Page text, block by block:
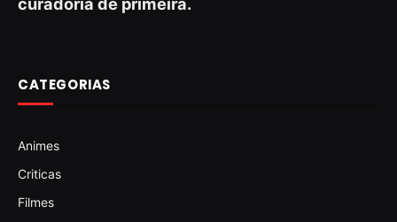
curadoria de primeira.
CATEGORIAS
Animes
Criticas
Filmes